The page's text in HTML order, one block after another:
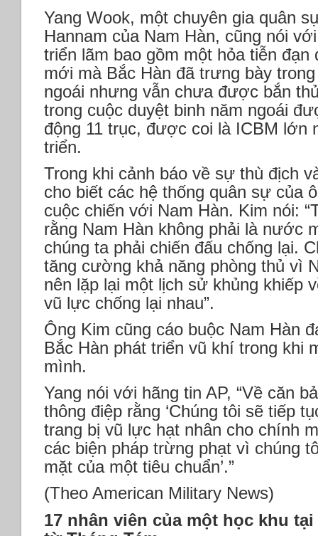
Yang Wook, một chuyên gia quân
Hannam của Nam Hàn, cũng nói
triển lãm bao gồm một hỏa tiễn đạn
mới mà Bắc Hàn đã trưng bày
ngoái nhưng vẫn chưa được bắn
trong cuộc duyệt binh năm ngoái
động 11 trục, được coi là ICBM lớn
triển.
Trong khi cảnh báo về sự thù địch
cho biết các hệ thống quân sự của
cuộc chiến với Nam Hàn. Kim nói:
rằng Nam Hàn không phải là nước
chúng ta phải chiến đấu chống lại.
tăng cường khả năng phòng thủ vì
nên lặp lại một lịch sử khủng khiếp
vũ lực chống lại nhau”.
Ông Kim cũng cáo buộc Nam Hàn
Bắc Hàn phát triển vũ khí trong khi
mình.
Yang nói với hãng tin AP, “Về căn
thông điệp rằng ‘Chúng tôi sẽ tiếp
trang bị vũ lực hạt nhân cho chính
các biện pháp trừng phạt vì chúng
mặt của một tiêu chuẩn’.”
(Theo American Military News)
17 nhân viên của một học khu